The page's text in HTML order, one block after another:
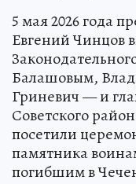
5 мая 2026 года
Евгений Чинцов
Балашовым,
Гриневич — и
Советского
посетили
памятника
погибшим в